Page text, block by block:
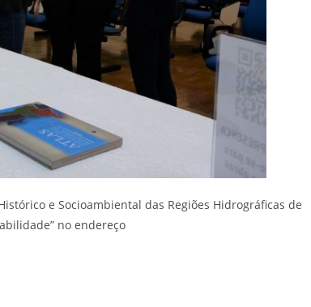
e Socioambiental das Regiões Hidrográficas de
no endereço